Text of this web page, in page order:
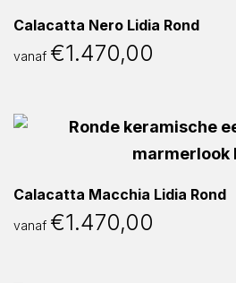
Calacatta Nero Lidia Rond
vanaf €1.470,00
Calacatta Macchia Lidia Rond
vanaf €1.470,00